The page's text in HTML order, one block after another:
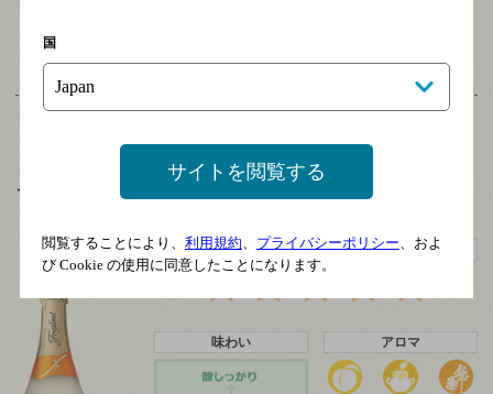
フレシネ カルタ ネバダ
独断！マリアージュおすすめ度
味わい アロマ
国
サイトを閲覧する
閲覧することにより、 利用規約、 プライバシーポリシー、およ
び Cookie の使用に同意したことになります。